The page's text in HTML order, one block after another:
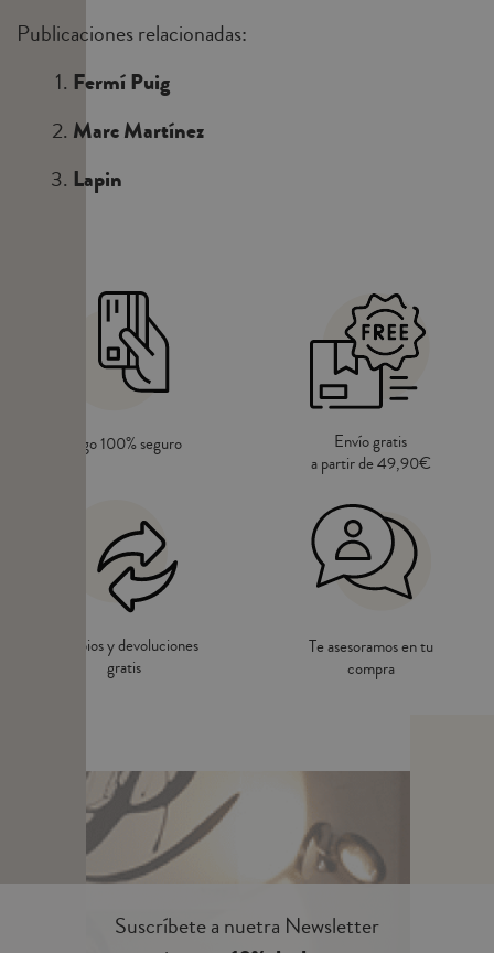
Publicaciones relacionadas:
Fermí Puig
Marc Martínez
Lapin
Pago 100% seguro
Envío gratis
a partir de 49,90€
Cambios y devoluciones
gratis
Te asesoramos en tu
compra
Suscríbete a nuetra Newsletter